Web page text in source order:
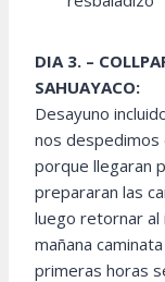
DIA 3. –
SAHUAYACO:
Desayuno
nos
porque llegaran
prepararan las
luego retornar al
mañana
primeras horas